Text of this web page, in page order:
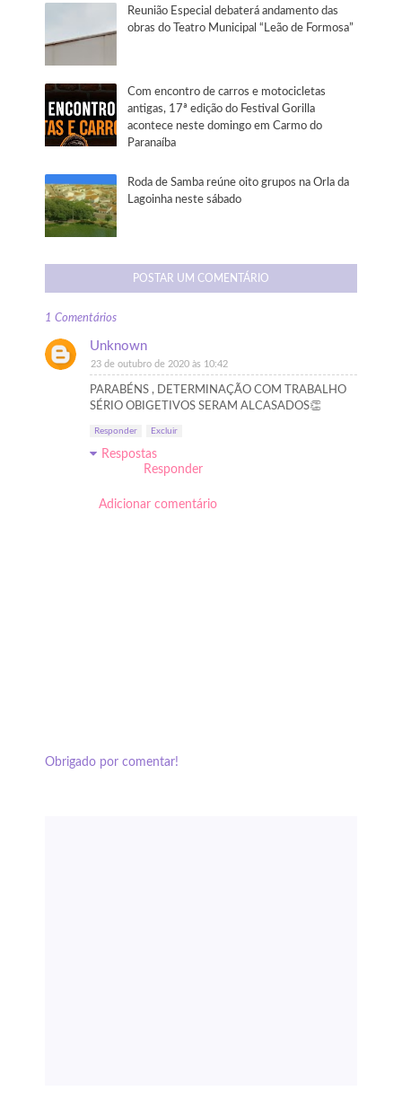
Reunião Especial debaterá andamento das
obras do Teatro Municipal “Leão de Formosa”
Com encontro de carros e motocicletas
antigas, 17ª edição do Festival Gorilla
acontece neste domingo em Carmo do
Paranaíba
Roda de Samba reúne oito grupos na Orla da
Lagoinha neste sábado
POSTAR UM COMENTÁRIO
1 Comentários
Unknown
23 de outubro de 2020 às 10:42
PARABÉNS , DETERMINAÇÃO COM TRABALHO
SÉRIO OBIGETIVOS SERAM ALCASADOS👏
Responder Excluir
Respostas
Responder
Adicionar comentário
Obrigado por comentar!